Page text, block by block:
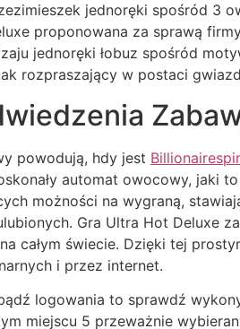
jednoręki spośród 3
proponowana za sprawą
jednoręki łobuz spośród
rozpraszający w postaci
powodują, hdy jest
automat owocowy, jaki
możności na wygraną,
Gra Ultra Hot Deluxe
całym świecie. Dzięki tej
i przez internet.
logowania to sprawdź
miejscu 5 przeważnie